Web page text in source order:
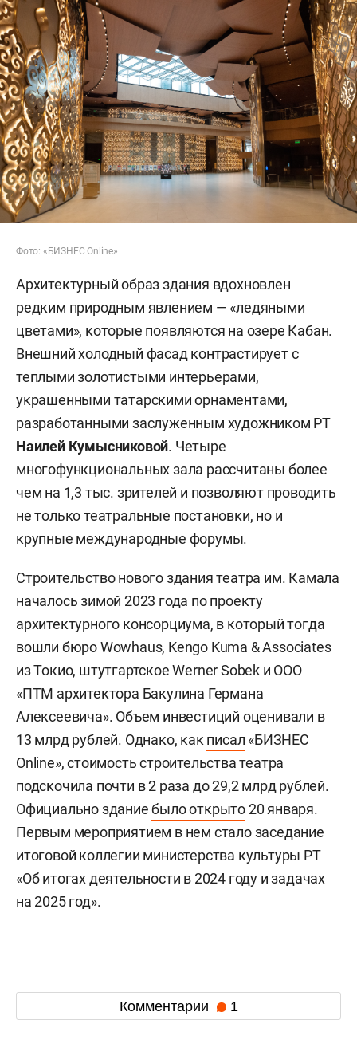
Фото: «БИЗНЕС Online»
Архитектурный образ здания вдохновлен
редким природным явлением — «ледяными
цветами», которые появляются на озере Кабан.
Внешний холодный фасад контрастирует с
теплыми золотистыми интерьерами,
украшенными татарскими орнаментами,
разработанными заслуженным художником РТ
Наилей Кумысниковой. Четыре
многофункциональных зала рассчитаны более
чем на 1,3 тыс. зрителей и позволяют проводить
не только театральные постановки, но и
крупные международные форумы.
Строительство нового здания театра им. Камала
началось зимой 2023 года по проекту
архитектурного консорциума, в который тогда
вошли бюро Wowhaus, Kengo Kuma & Associates
из Токио, штутгартское Werner Sobek и ООО
«ПТМ архитектора Бакулина Германа
Алексеевича». Объем инвестиций оценивали в
13 млрд рублей. Однако, какписал «БИЗНЕС
Online», стоимость строительства театра
подскочила почти в 2 раза до 29,2 млрд рублей.
Официально зданиебыло открыто20 января.
Первым мероприятием в нем стало заседание
итоговой коллегии министерства культуры РТ
«Об итогах деятельности в 2024 году и задачах
на 2025 год».
Комментарии 1